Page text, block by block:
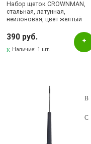
Набор щеток CROWNMAN,
стальная, латунная,
нейлоновая, цвет желтый
390 руб.
Наличие: 1 шт.